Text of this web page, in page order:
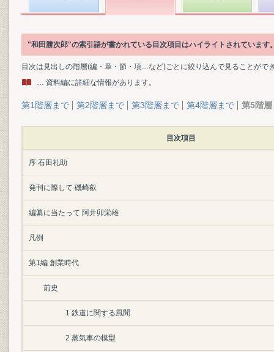
"和田勝次郎"の索引語が書かれている目次項目はハイライトされています
目次は見出しの階層(編・章・節・項…など)ごとに絞り込んで見ることがで
… 資料編に詳細な情報があります。
第1階層まで 第2階層まで 第3階層まで 第4階層まで 第5階層
目次項目
序 石田礼助
発刊に際して 磯崎叡
編纂に当たって 阿井卯栄雄
凡例
第1編 創業時代
前史
1 鉄道に関する風聞
2 蒸気車の模型